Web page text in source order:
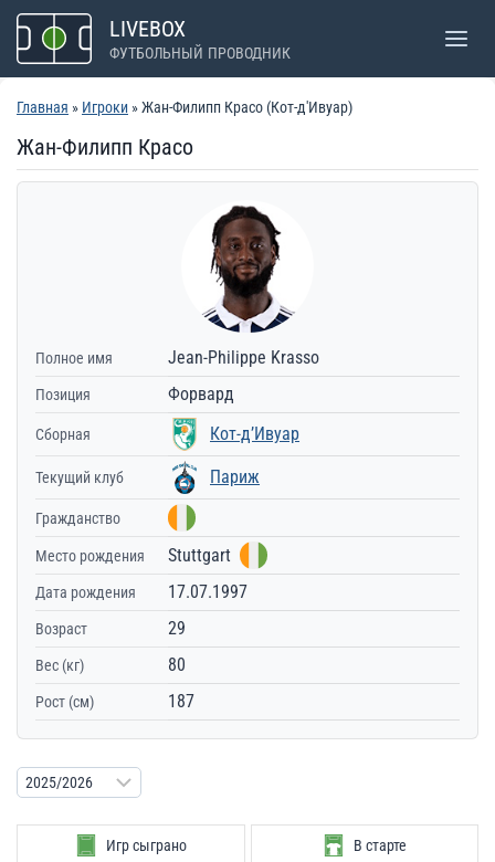
Перейти
содержимому
LIVEBOX
ФУТБОЛЬНЫЙ ПРОВОДНИК
Главная » Игроки » Жан-Филипп Красо (Кот-д'Ивуар)
Жан-Филипп Красо
Полное имя Jean-Philippe Krasso
Позиция Форвард
Сборная Кот-д’Ивуар
Текущий клуб Париж
Гражданство
Место рождения Stuttgart
Дата рождения 17.07.1997
Возраст 29
Вес (кг) 80
Рост (см) 187
Игр сыграно В старте